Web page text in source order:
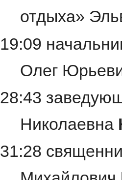
отдыха»
19:09
Олег
28:43
Николаевна
31:28